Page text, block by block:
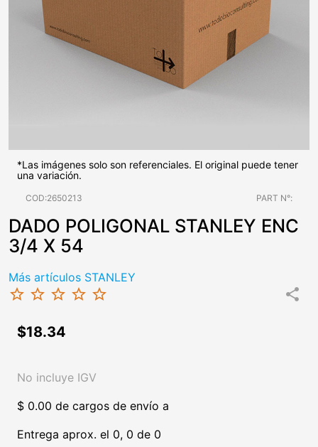
*Las imágenes solo son referenciales. El original puede tener
una variación.
COD:2650213 PART N°:
DADO POLIGONAL STANLEY ENC
3/4 X 54
Más artículos STANLEY
star_border star_border star_border star_border star_border share
$18.34
No incluye IGV
$ 0.00 de cargos de envío a
Entrega aprox. el 0, 0 de 0